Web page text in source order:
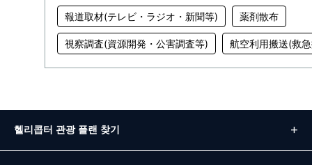
報道取材(テレビ・ラジオ・新聞等) 薬剤散布
視察調査(資源開発・公害調査等) 航空利用搬送(救
헬리콥터 관광 플랜 찾기